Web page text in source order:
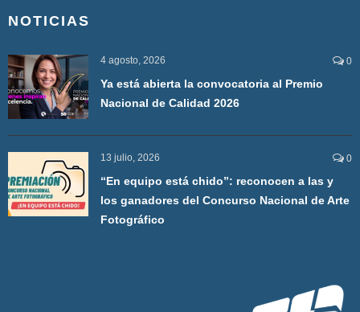
NOTICIAS
4 agosto, 2026 0
Ya está abierta la convocatoria al Premio
Nacional de Calidad 2026
13 julio, 2026 0
“En equipo está chido”: reconocen a las y
los ganadores del Concurso Nacional de Arte
Fotográfico